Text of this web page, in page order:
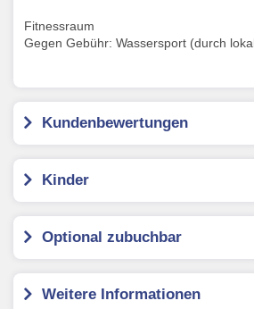
Fitnessraum
Gegen Gebühr: Wassersport (durch
Kundenbewertungen
Kinder
Optional zubuchbar
Weitere Informationen